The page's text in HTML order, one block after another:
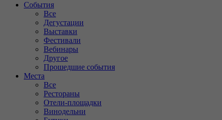
События
Все
Дегустации
Выставки
Фестивали
Вебинары
Другое
Прошедшие события
Места
Все
Рестораны
Отели-площадки
Винодельни